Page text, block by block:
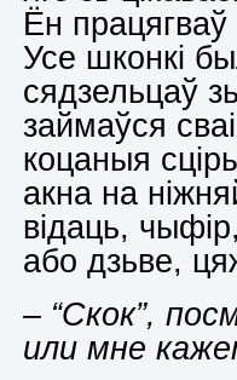
Ён працягваў
Усе шконкі
сядзельцаў
займаўся
коцаныя
акна на
відаць,
або дзьве,
– “Скок”,
или мне